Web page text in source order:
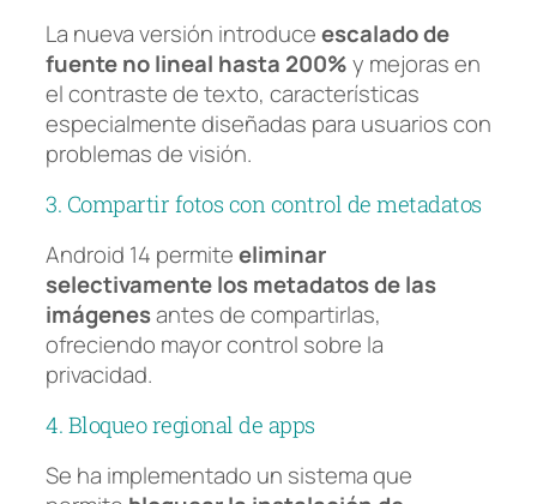
La nueva versión introduceescalado de
fuente no lineal hasta 200%y mejoras en
el contraste de texto, características
especialmente diseñadas para usuarios con
problemas de visión.
3. Compartir fotos con control de metadatos
Android 14 permiteeliminar
selectivamente los metadatos de las
imágenesantes de compartirlas,
ofreciendo mayor control sobre la
privacidad.
4. Bloqueo regional de apps
Se ha implementado un sistema que